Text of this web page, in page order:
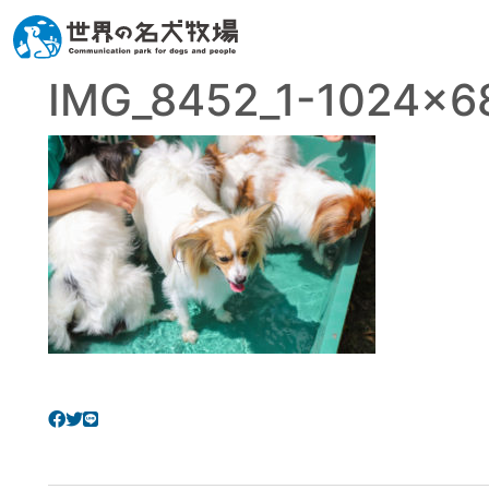
IMG_8452_1-